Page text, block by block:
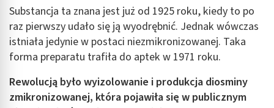
Substancja ta znana jest już od 1925 roku, kiedy to po
raz pierwszy udało się ją wyodrębnić. Jednak wówczas
istniała jedynie w postaci niezmikronizowanej. Taka
forma preparatu trafiła do aptek w 1971 roku.
Rewolucją było wyizolowanie i produkcja diosminy
zmikronizowanej, która pojawiła się w publicznym